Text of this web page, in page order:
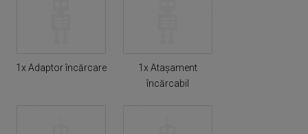
1x Adaptor încărcare
1x Atașament
încărcabil